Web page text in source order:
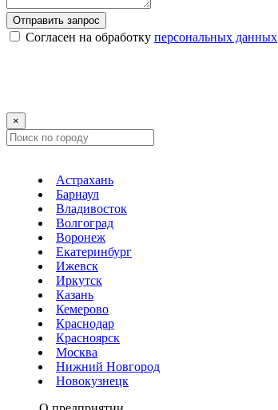
Отправить запрос
Cогласен на обработку персональных данных
×
Астрахань
Барнаул
Владивосток
Волгоград
Воронеж
Екатеринбург
Ижевск
Иркутск
Казань
Кемерово
Краснодар
Красноярск
Москва
Нижний Новгород
Новокузнецк